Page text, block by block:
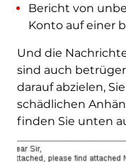
Bericht von
Konto auf einer
Und die
sind auch
darauf abzielen,
schädlichen
finden Sie unten